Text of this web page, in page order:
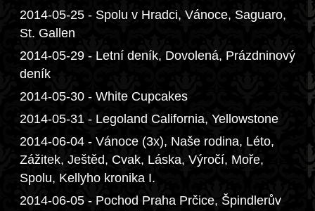
2014-05-25 - Spolu v Hradci, Vánoce, Saguaro,
St. Gallen
2014-05-29 - Letní deník, Dovolená, Prázdninový
deník
2014-05-30 - White Cupcakes
2014-05-31 - Legoland California, Yellowstone
2014-06-04 - Vánoce (3x), Naše rodina, Léto,
Zážitek, Ještěd, Cvak, Láska, Výročí, Moře,
Spolu, Kellyho kronika I.
2014-06-05 - Pochod Praha Prčice, Špindlerův